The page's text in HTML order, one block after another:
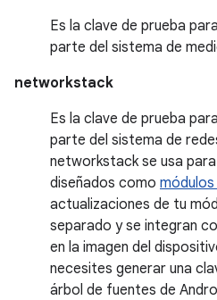
Es la clave de prueba
parte del sistema de
networkstack
Es la clave de prueba
parte del sistema de
networkstack se usa
diseñados como módulos
actualizaciones de tu
separado y se integran
en la imagen del
necesites generar una
árbol de fuentes de